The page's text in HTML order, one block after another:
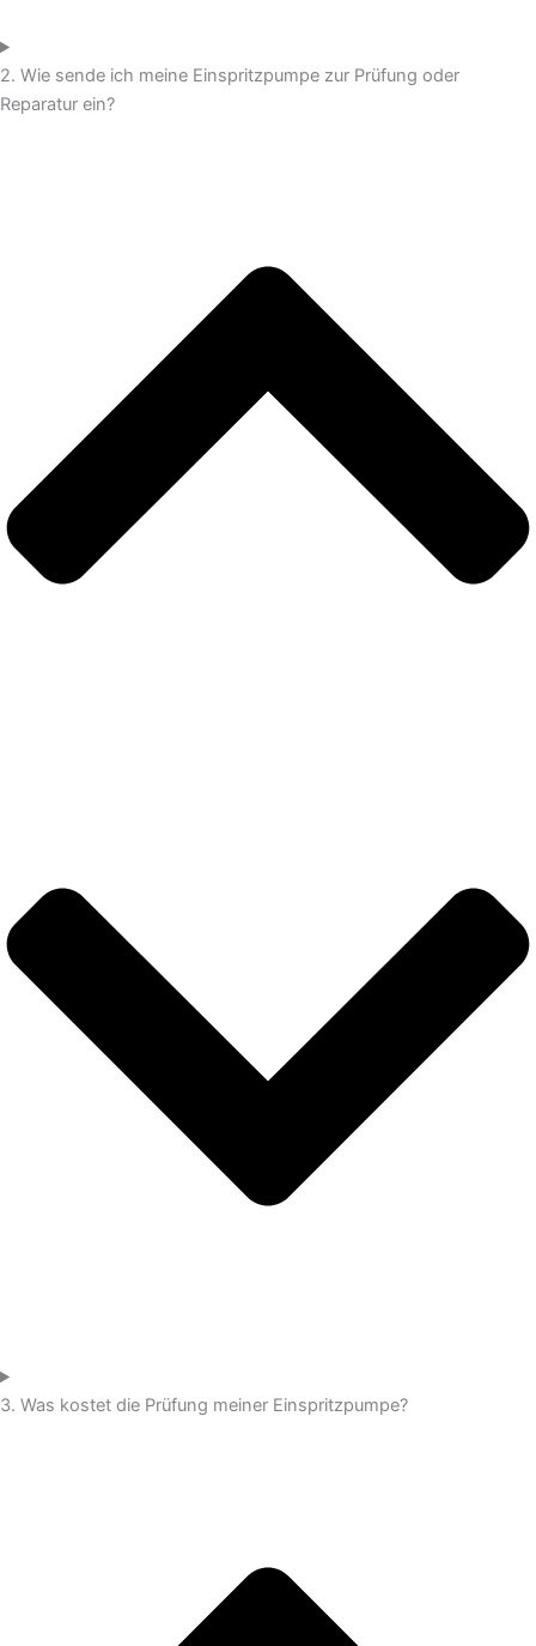
2. Wie sende ich meine Einspritzpumpe zur Prüfung oder
Reparatur ein?
3. Was kostet die Prüfung meiner Einspritzpumpe?